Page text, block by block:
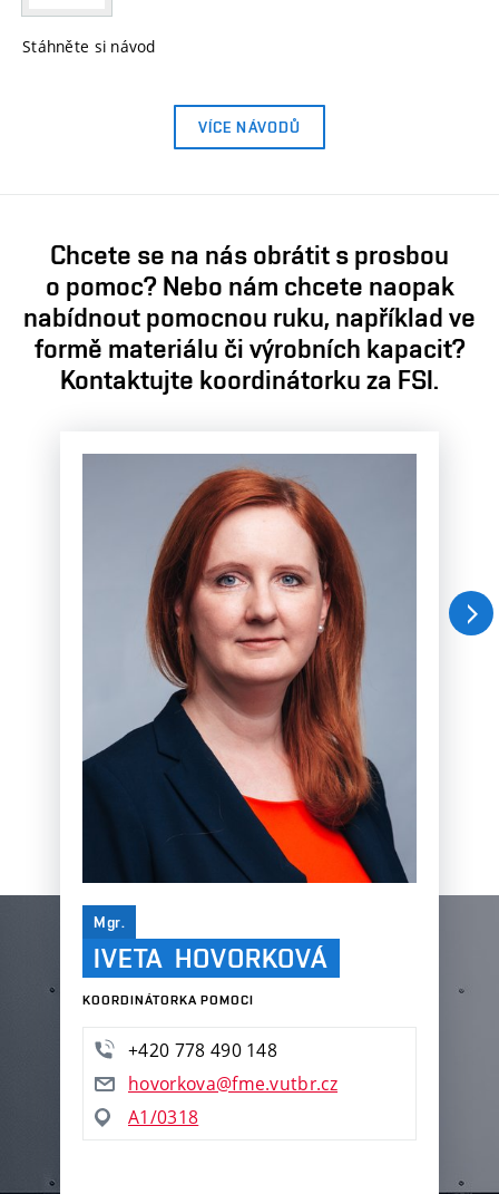
Stáhněte si návod
VÍCE NÁVODŮ
Chcete se na nás obrátit s prosbou
o pomoc? Nebo nám chcete naopak
nabídnout pomocnou ruku, například ve
formě materiálu či výrobních kapacit?
Kontaktujte koordinátorku za FSI.
Mgr.
IVETA HOVORKOVÁ
KOORDINÁTORKA POMOCI
+420 778 490 148
hovorkova@fme.vutbr.cz
A1/0318